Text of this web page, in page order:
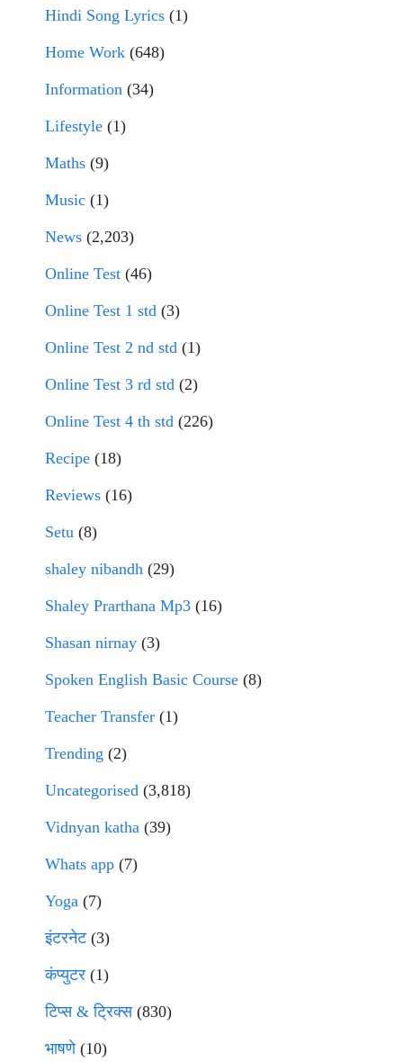
Hindi Song Lyrics (1)
Home Work (648)
Information (34)
Lifestyle (1)
Maths (9)
Music (1)
News (2,203)
Online Test (46)
Online Test 1 std (3)
Online Test 2 nd std (1)
Online Test 3 rd std (2)
Online Test 4 th std (226)
Recipe (18)
Reviews (16)
Setu (8)
shaley nibandh (29)
Shaley Prarthana Mp3 (16)
Shasan nirnay (3)
Spoken English Basic Course (8)
Teacher Transfer (1)
Trending (2)
Uncategorised (3,818)
Vidnyan katha (39)
Whats app (7)
Yoga (7)
इंटरनेट(3)
कंप्युटर (1)
टिप्स & ट्रिक्स(830)
भाषणे(10)